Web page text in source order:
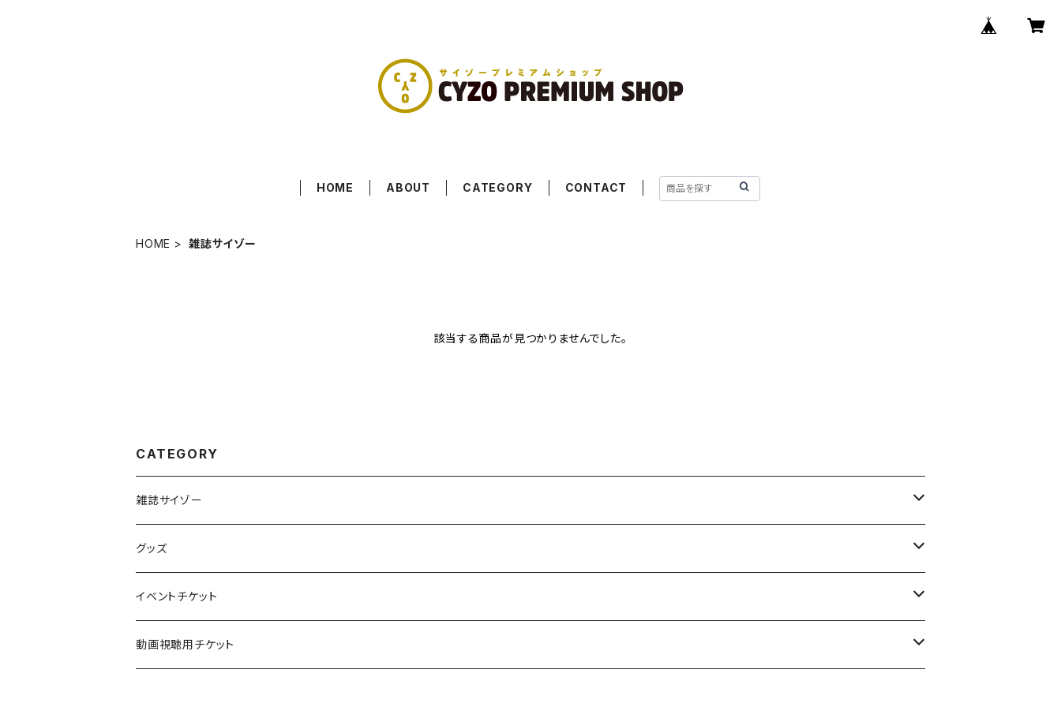
HOME ABOUT CATEGORY CONTACT
HOME 雑誌サイゾー
該当する商品が見つかりませんでした。
CATEGORY
雑誌サイゾー
橘和奈表紙出演記念！「サイゾー2025年11月号」
Yoru出演記念！ポスター付「サイゾー2025年8月号」
グッズ
DDT プロレスリング グッズ
斎藤恭代 グッズ
イベントチケット
つんこ「サイゾー8月号」お渡し会&特典ポスター付き
動画視聴用チケット